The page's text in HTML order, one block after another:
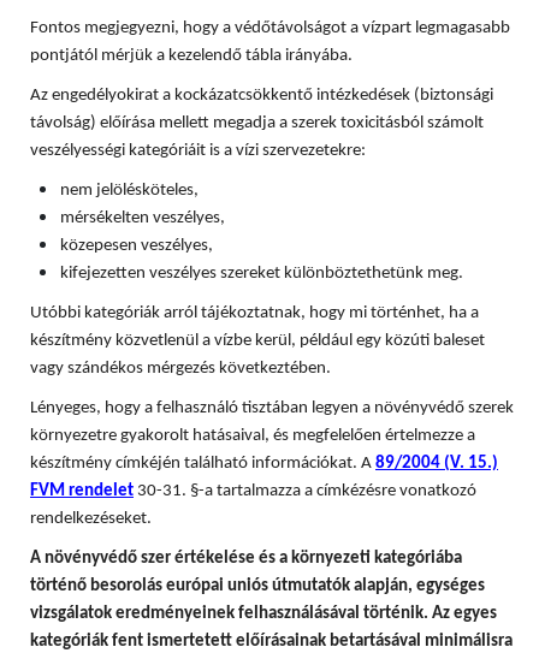
Fontos megjegyezni, hogy a védőtávolságot a vízpart legmagasabb
pontjától mérjük a kezelendő tábla irányába.
Az engedélyokirat a kockázatcsökkentő intézkedések (biztonsági
távolság) előírása mellett megadja a szerek toxicitásból számolt
veszélyességi kategóriáit is a vízi szervezetekre:
nem jelölésköteles,
mérsékelten veszélyes,
közepesen veszélyes,
kifejezetten veszélyes szereket különböztethetünk meg.
Utóbbi kategóriák arról tájékoztatnak, hogy mi történhet, ha a
készítmény közvetlenül a vízbe kerül, például egy közúti baleset
vagy szándékos mérgezés következtében.
Lényeges, hogy a felhasználó tisztában legyen a növényvédő szerek
környezetre gyakorolt hatásaival, és megfelelően értelmezze a
készítmény címkéjén található információkat. A 89/2004 (V. 15.)
FVM rendelet 30-31. §-a tartalmazza a címkézésre vonatkozó
rendelkezéseket.
A növényvédő szer értékelése és a környezeti kategóriába
történő besorolás európai uniós útmutatók alapján, egységes
vizsgálatok eredményeinek felhasználásával történik. Az egyes
kategóriák fent ismertetett előírásainak betartásával minimálisra